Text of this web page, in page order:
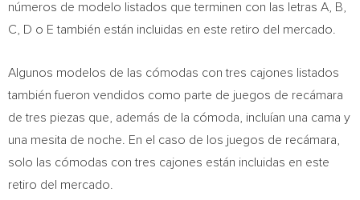
números de modelo listados que terminen con las letras A, B,
C, D o E también están incluidas en este retiro del mercado.
Algunos modelos de las cómodas con tres cajones listados
también fueron vendidos como parte de juegos de recámara
de tres piezas que, además de la cómoda, incluían una cama y
una mesita de noche. En el caso de los juegos de recámara,
solo las cómodas con tres cajones están incluidas en este
retiro del mercado.